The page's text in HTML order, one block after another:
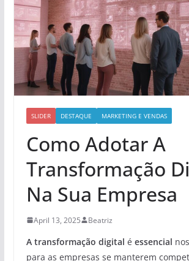
SLIDER DESTAQUE MARKETING E VENDAS
Como Adotar A
Transformação
Na Sua Empresa
April 13, 2025 Beatriz
A transformação digital é essencial
para as empresas se manterem